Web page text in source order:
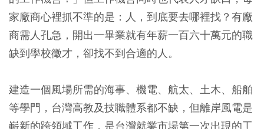
家廠商心裡抓不準的是：人，到底要去哪裡找？有廠
商需人孔急，開出一畢業就有年薪一百六十萬元的職
缺到學校徵才，卻找不到合適的人。
建造一個風場所需的海事、機電、航太、土木、船舶
等學門，台灣高教及技職體系都不缺，但離岸風電是
嶄新的跨領域工作，是台灣就業市場第一次出現的工